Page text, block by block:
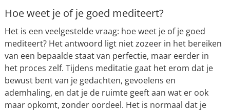
Hoe weet je of je goed mediteert?
Het is een veelgestelde vraag: hoe weet je of je goed
mediteert? Het antwoord ligt niet zozeer in het bereiken
van een bepaalde staat van perfectie, maar eerder in
het proces zelf. Tijdens meditatie gaat het erom dat je
bewust bent van je gedachten, gevoelens en
ademhaling, en dat je de ruimte geeft aan wat er ook
maar opkomt, zonder oordeel. Het is normaal dat je